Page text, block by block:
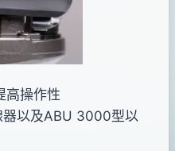
高操作性
器以及ABU 3000型以